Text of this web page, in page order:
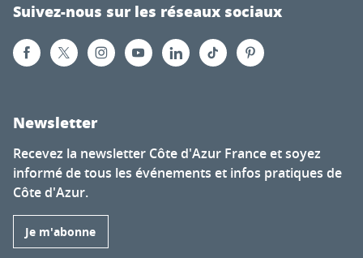
Suivez-nous sur les réseaux sociaux
Newsletter
Recevez la newsletter Côte d'Azur France et soyez
informé de tous les événements et infos pratiques de
Côte d'Azur.
Je m'abonne